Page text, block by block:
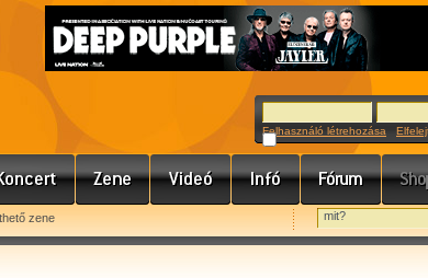
Felhasználó létrehozása
zene